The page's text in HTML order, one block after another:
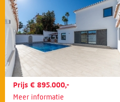
Prijs € 895.000,-
Meer informatie